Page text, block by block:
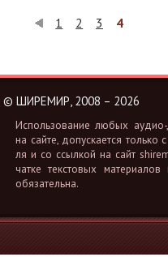
1 2 3 4
© ШИРЕМИР, 2008 – 2026
Ис­поль­зо­ва­ние любых
на сайте, до­пус­ка­ет­ся
ля и со ссыл­кой на сайт
чат­ке тек­сто­вых
обя­за­тель­на.